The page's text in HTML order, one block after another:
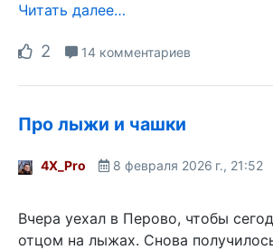
Читать далее…
2 14 комментариев
Про лыжи и чашки
4X_Pro 8 февраля 2026 г., 21:52
Вчера уехал в Перово, чтобы
отцом на лыжах. Снова